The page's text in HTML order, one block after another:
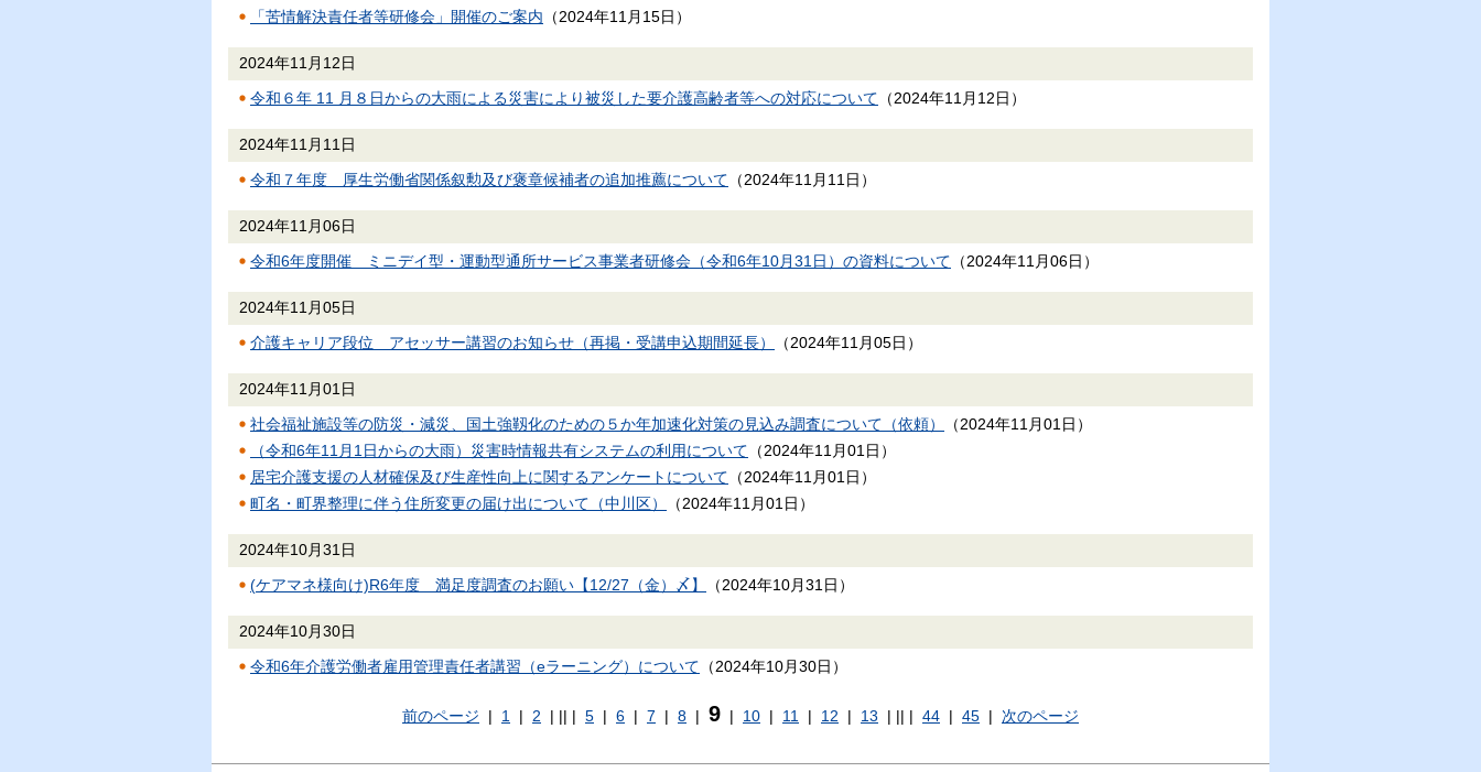
「苦情解決責任者等研修会」開催のご案内 （2024年11月15日 ）
2024年11月12日
令和６年 11 月８日からの大雨による災害により被災した要介護高齢者等への対応について （2024年11月12日 ）
2024年11月11日
令和７年度 厚生労働省関係叙勲及び褒章候補者の追加推薦について （2024年11月11日 ）
2024年11月06日
令和6年度開催 ミニデイ型・運動型通所サービス事業者研修会（令和6年10月31日）の資料について （2024年11月06日 ）
2024年11月05日
介護キャリア段位 アセッサー講習のお知らせ（再掲・受講申込期間延長） （2024年11月05日 ）
2024年11月01日
社会福祉施設等の防災・減災、国土強靱化のための５か年加速化対策の見込み調査について（依頼） （2024年11月01日 ）
（令和6年11月1日からの大雨）災害時情報共有システムの利用について （2024年11月01日 ）
居宅介護支援の人材確保及び生産性向上に関するアンケートについて （2024年11月01日 ）
町名・町界整理に伴う住所変更の届け出について（中川区）
（2024年11月01日 ）
2024年10月31日
(ケアマネ様向け)R6年度 満足度調査のお願い【12/27（金）〆】 （2024年10月31日 ）
2024年10月30日
令和6年介護労働者雇用管理責任者講習（eラーニング）について （2024年10月30日 ）
前のページ 1 2 5 6 7 8 9 10 11 12 13 44 45 次のページ